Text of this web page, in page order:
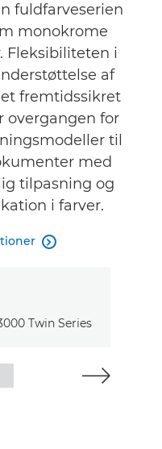
fuldfarveserien
monokrome
Fleksibiliteten i
af
fremtidssikret
overgangen for
til
med
tilpasning og
i farver.
